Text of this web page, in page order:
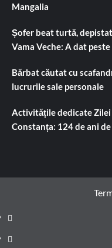
Mangalia
Șofer beat turtă,
Vama Veche: A dat
Bărbat căutat cu
lucrurile sale personale
Activitățile dedicate Zilei
Constanța: 124 de ani
Prima
pagină
Știri